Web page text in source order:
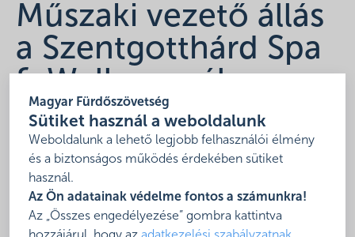
Magyar Fürdőszövetség
Sütiket használ a weboldalunk
Weboldalunk a lehető legjobb felhasználói élmény
és a biztonságos működés érdekében sütiket
használ.
Az Ön adatainak védelme fontos a számunkra!
Az „Összes engedélyezése” gombra kattintva
Műszaki vezető állás
a Szentgotthárd Spa
& Wellnessnél
2024. április 17.
A Gotthárd-Therm Kft., a Szentgotthárd Spa & Wellness
üzemeltetője az alábbi pozícióra keres munkavállalót:
Műszaki vezető.
Az állás részletei: